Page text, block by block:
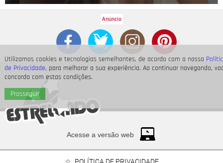
Utilizamos cookies e tecnologias semelhantes, de acordo com a nossa
de Privacidade, para melhorar a sua experiência. Ao continuar navegando,
concorda com estas condições.
Prosseguir
Acesse a versão web